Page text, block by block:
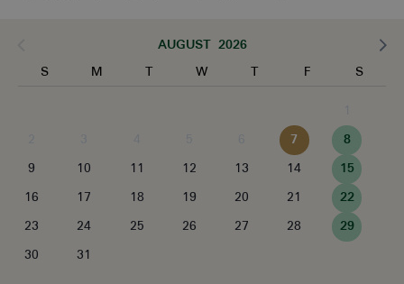
AUGUST 2026
S
M T W T F
S
7
8
9
10 11 12 13 14
15
16
17 18 19 20 21
22
23
24 25 26 27 28
29
30
31